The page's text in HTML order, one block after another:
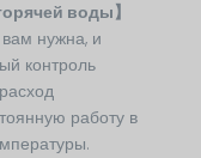
воды】
нужна, и
контроль
работу в